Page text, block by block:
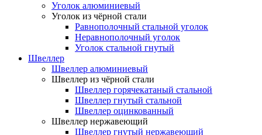
Уголок алюминиевый
Уголок из чёрной стали
Равнополочный стальной уголок
Неравнополочный уголок
Уголок стальной гнутый
Швеллер
Швеллер алюминиевый
Швеллер из чёрной стали
Швеллер горячекатаный стальной
Швеллер гнутый стальной
Швеллер оцинкованный
Швеллер нержавеющий
Швеллер гнутый нержавеющий